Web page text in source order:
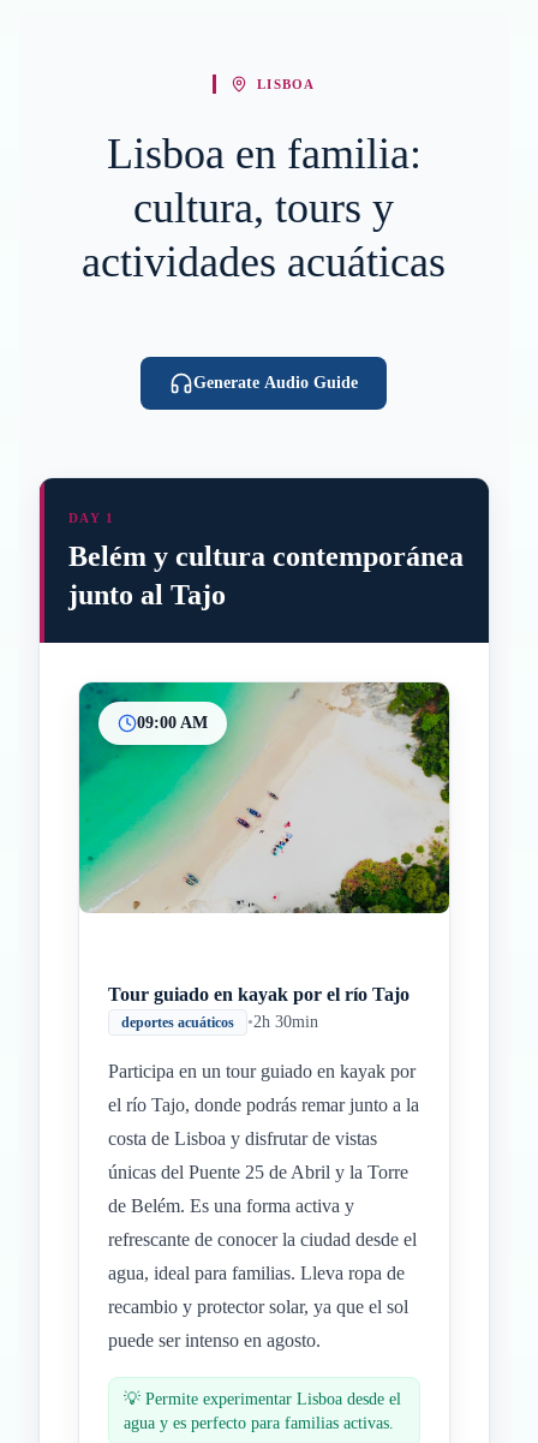
LISBOA
Lisboa en familia:
cultura, tours y
actividades acuáticas
Generate Audio Guide
DAY 1
Belém y cultura contemporánea
junto al Tajo
09:00 AM
Tour guiado en kayak por el río Tajo
deportes acuáticos •2h 30min
Participa en un tour guiado en kayak por
el río Tajo, donde podrás remar junto a la
costa de Lisboa y disfrutar de vistas
únicas del Puente 25 de Abril y la Torre
de Belém. Es una forma activa y
refrescante de conocer la ciudad desde el
agua, ideal para familias. Lleva ropa de
recambio y protector solar, ya que el sol
puede ser intenso en agosto.
💡 Permite experimentar Lisboa desde el
agua y es perfecto para familias activas.